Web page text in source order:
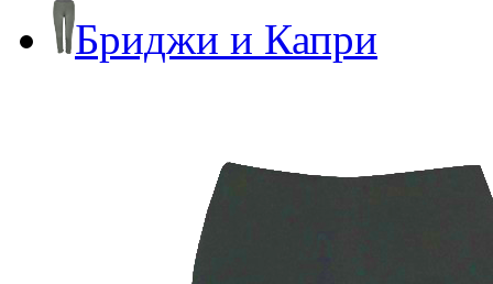
Бриджи и Капри